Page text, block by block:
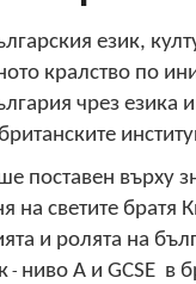
език,
кралство по
чрез езика
поставен върху
на светите
и ролята на
- ниво А и GCSE в